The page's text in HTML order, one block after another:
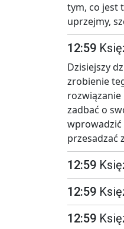
tym, co jest
uprzejmy,
12:59
Dzisiejszy
zrobienie
zadbać o
wprowadzić
przesadzać
12:59
12:59
12:59